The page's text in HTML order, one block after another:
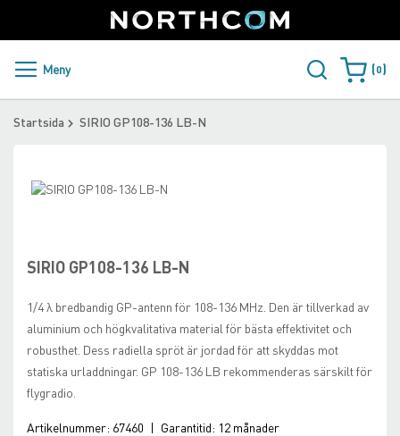
to
Content
Sweden
PRODUKTER OCH LÖSNINGAR
ÅTERFÖRSÄLJARE
Meny Varukorgen
0
Startsida SIRIO GP108-136 LB-N
SIRIO GP108-136 LB-N
1/4 λ bredbandig GP-antenn för 108-136 MHz. Den är tillverkad av
aluminium och högkvalitativa material för bästa effektivitet och
robusthet. Dess radiella spröt är jordad för att skyddas mot
statiska urladdningar. GP 108-136 LB rekommenderas särskilt för
flygradio.
Artikelnummer: 67460 | Garantitid: 12 månader
Skip
of
the
gallery
beginning
of
images
gallery